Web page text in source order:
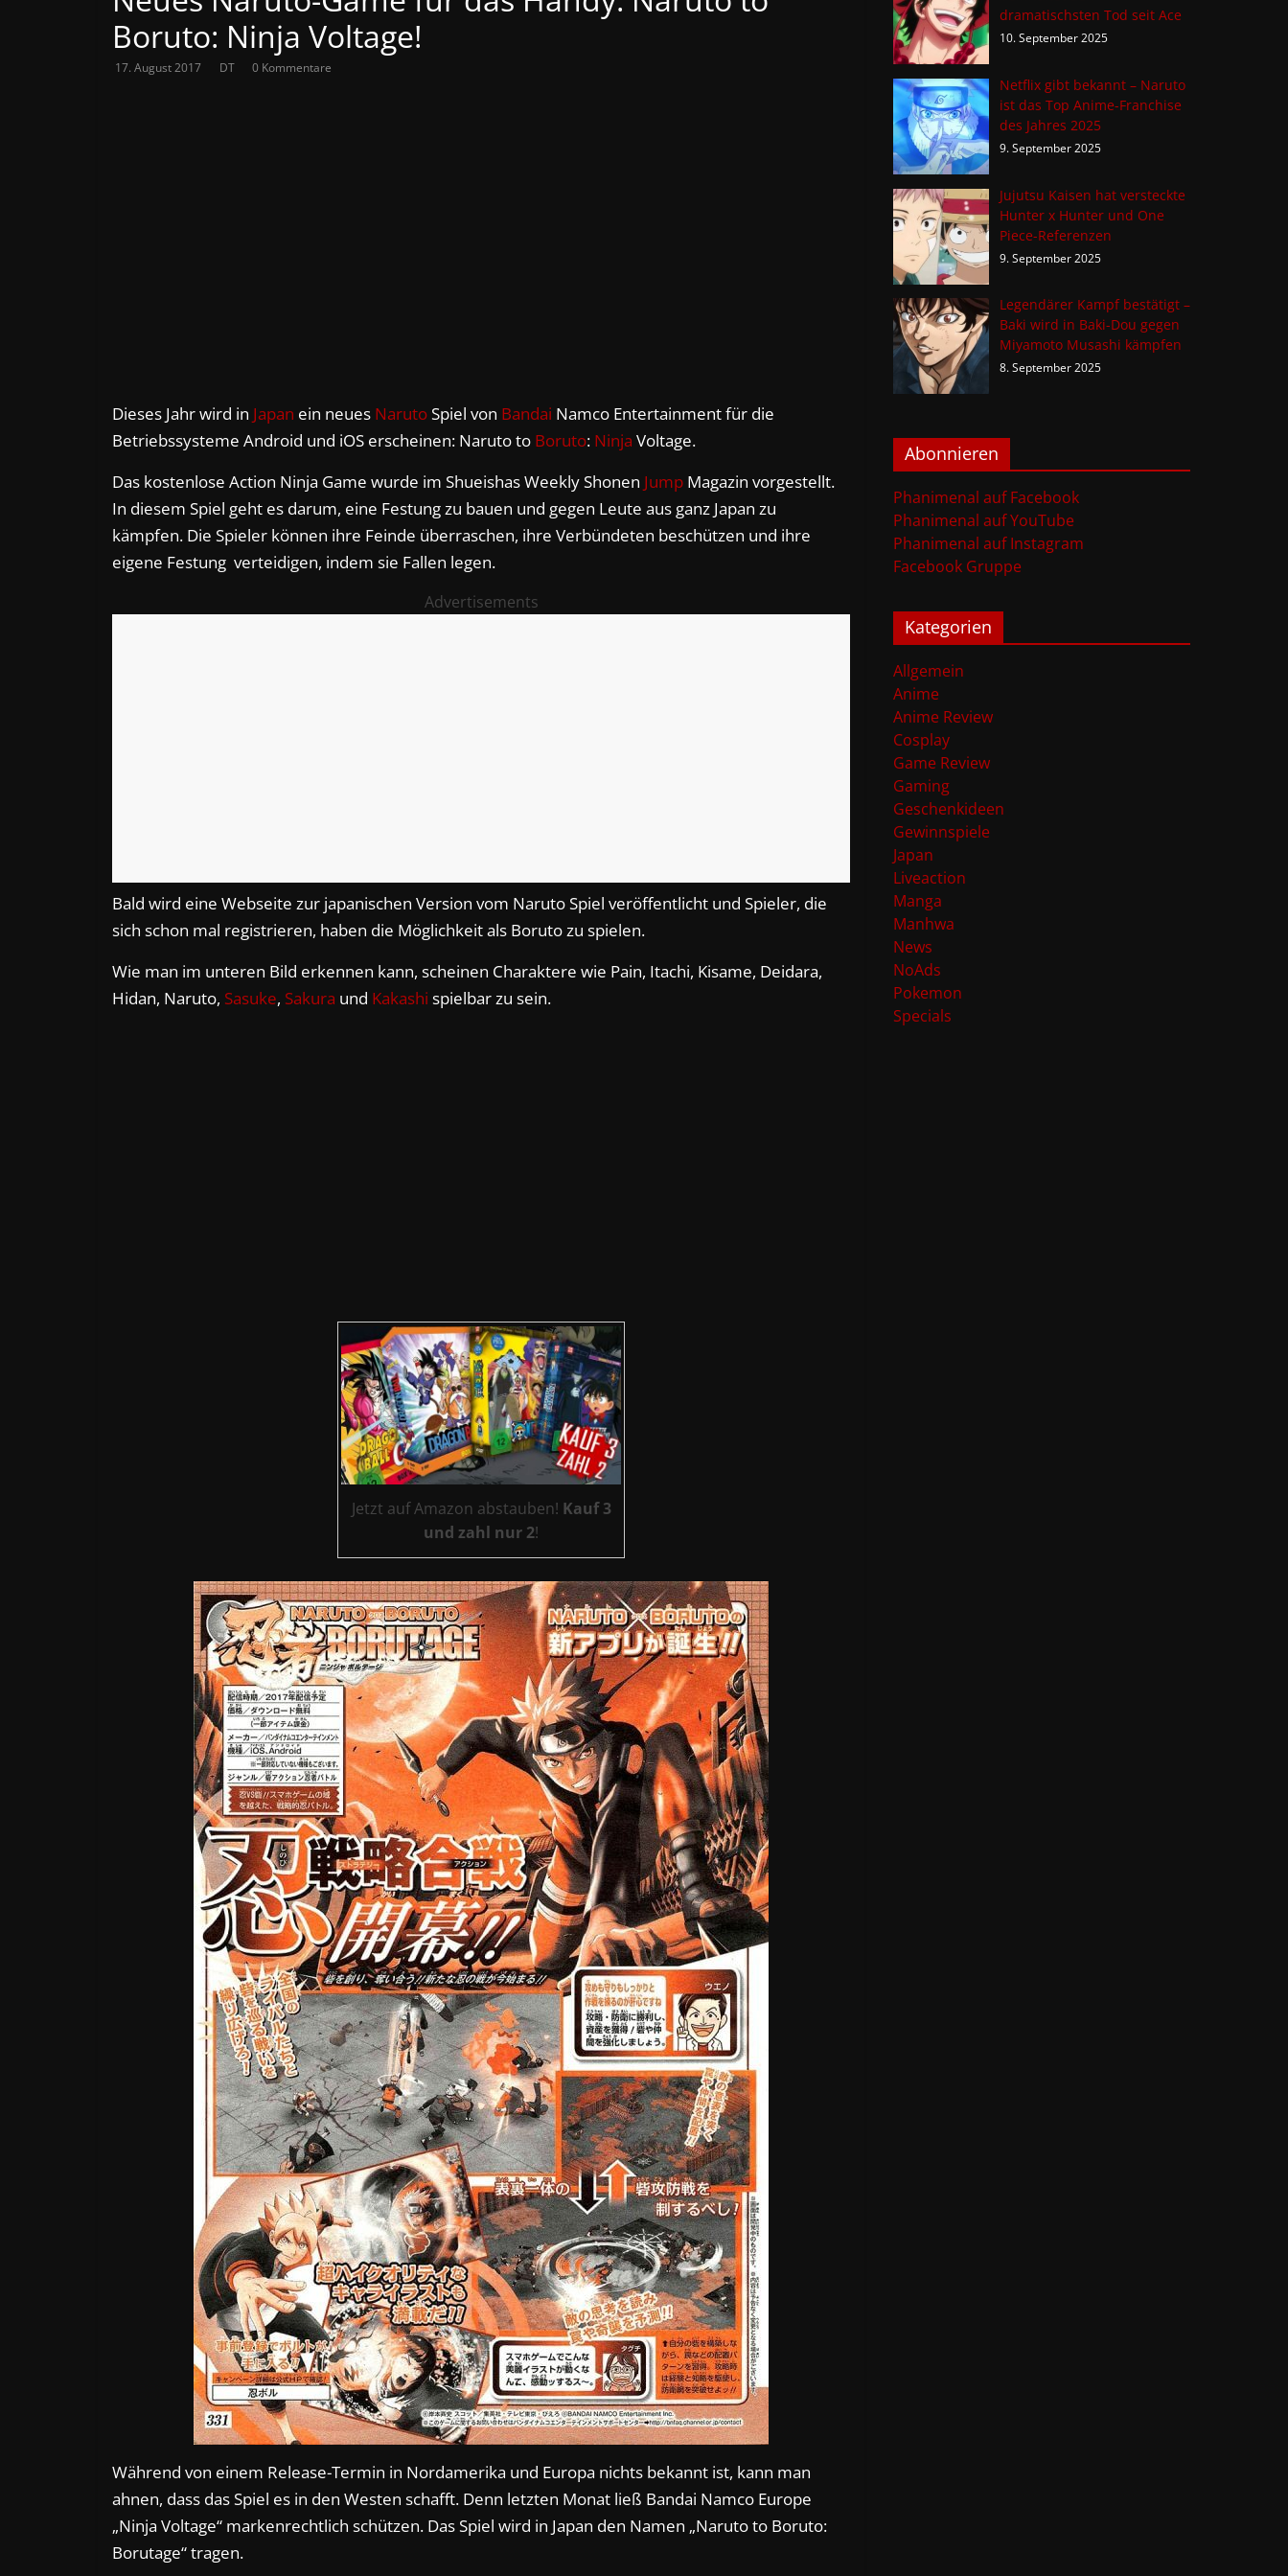
Boruto: Ninja Voltage!
17. August 2017 DT 0 Kommentare
Dieses Jahr wird in Japan ein neues NarutoSpiel von Bandai Namco Entertainment für die
Betriebssysteme Android und iOS erscheinen: Naruto to Boruto: Ninja Voltage.
Das kostenlose Action Ninja Game wurde im Shueishas Weekly Shonen Jump Magazin vorgestellt.
In diesem Spiel geht es darum, eine Festung zu bauen und gegen Leute aus ganz Japan zu
kämpfen. Die Spieler können ihre Feinde überraschen, ihre Verbündeten beschützen und ihre
eigene Festung verteidigen, indem sie Fallen legen.
Advertisements
Bald wird eine Webseite zur japanischen Version vom Naruto Spiel veröffentlicht und Spieler, die
sich schon mal registrieren, haben die Möglichkeit als Boruto zu spielen.
Wie man im unteren Bild erkennen kann, scheinen Charaktere wie Pain, Itachi, Kisame, Deidara,
Hidan, Naruto, Sasuke, Sakura und Kakashi spielbar zu sein.
Jetzt auf Amazon abstauben! Kauf 3
und zahl nur 2!
Während von einem Release-Termin in Nordamerika und Europa nichts bekannt ist, kann man
ahnen, dass das Spiel es in den Westen schafft. Denn letzten Monat ließ Bandai Namco Europe
„Ninja Voltage“ markenrechtlich schützen. Das Spiel wird in Japan den Namen „Naruto to Boruto:
Borutage“ tragen.
dramatischsten Tod seit Ace
10. September 2025
Netflix gibt bekannt – Naruto
ist das Top Anime-Franchise
des Jahres 2025
9. September 2025
Jujutsu Kaisen hat versteckte
Hunter x Hunter und One
Piece-Referenzen
9. September 2025
Legendärer Kampf bestätigt –
Baki wird in Baki-Dou gegen
Miyamoto Musashi kämpfen
8. September 2025
Abonnieren
Phanimenal auf Facebook
Phanimenal auf YouTube
Phanimenal auf Instagram
Facebook Gruppe
Kategorien
Allgemein
Anime
Anime Review
Cosplay
Game Review
Gaming
Geschenkideen
Gewinnspiele
Japan
Liveaction
Manga
Manhwa
News
NoAds
Pokemon
Specials